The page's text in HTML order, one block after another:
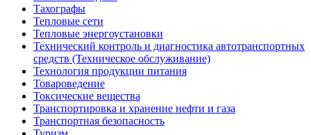
Тахографы
Тепловые сети
Тепловые энергоустановки
Технический контроль и диагностика автотранспортных
средств (Техническое обслуживание)
Технология продукции питания
Товароведение
Токсические вещества
Транспортировка и хранение нефти и газа
Транспортная безопасность